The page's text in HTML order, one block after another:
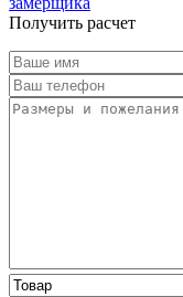
Получить расчет